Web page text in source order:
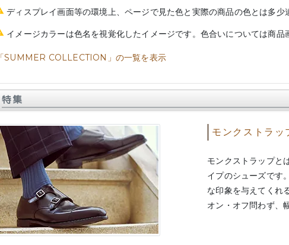
ディスプレイ画面等の環境上、ページで見た色と実際の商品の色とは多
イメージカラーは色名を視覚化したイメージです。色合いについては商品
「SUMMER COLLECTION」の一覧を表示
特集
モンクストラッ
モンクストラップと
イプのシューズです
な印象を与えてくれ
オン・オフ問わず、